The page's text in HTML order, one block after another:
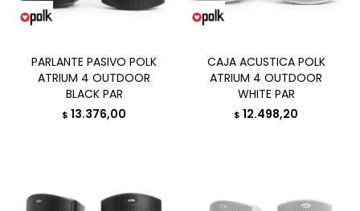
PARLANTE PASIVO POLK
ATRIUM 4 OUTDOOR
BLACK PAR
$ 13.376,00
CAJA ACUSTICA POLK
ATRIUM 4 OUTDOOR
WHITE PAR
$ 12.498,20